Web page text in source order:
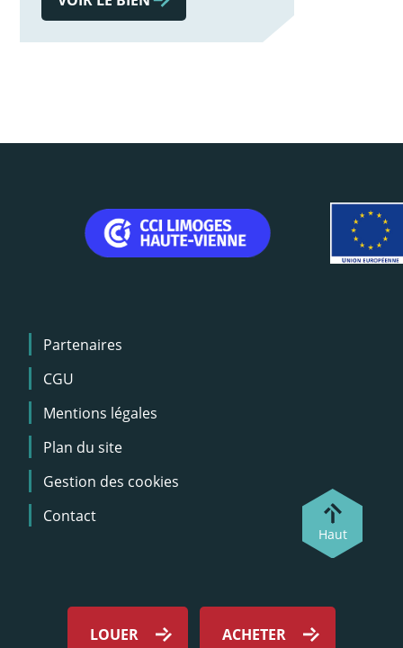
Menu
Pied
de
page
Partenaires
CGU
Mentions légales
Plan du site
Gestion des cookies
Contact
Haut
LOUER ACHETER